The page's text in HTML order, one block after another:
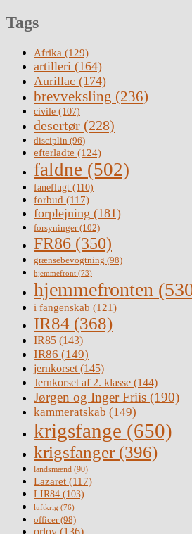
Tags
Afrika (129)
artilleri (164)
Aurillac (174)
brevveksling (236)
civile (107)
desertør (228)
disciplin (96)
efterladte (124)
faldne (502)
faneflugt (110)
forbud (117)
forplejning (181)
forsyninger(102)
FR86 (350)
grænsebevogtning (98)
hjemmefront (73)
hjemmefronten
i fangenskab (121)
IR84 (368)
IR85 (143)
IR86 (149)
jernkorset(145)
Jernkorset af 2. klasse (144)
Jørgen og Inger Friis (190)
kammeratskab (149)
krigsfange (650)
krigsfanger (396)
landsmænd (90)
Lazaret (117)
LIR84 (103)
luftkrig (76)
officer(98)
orlov (136)